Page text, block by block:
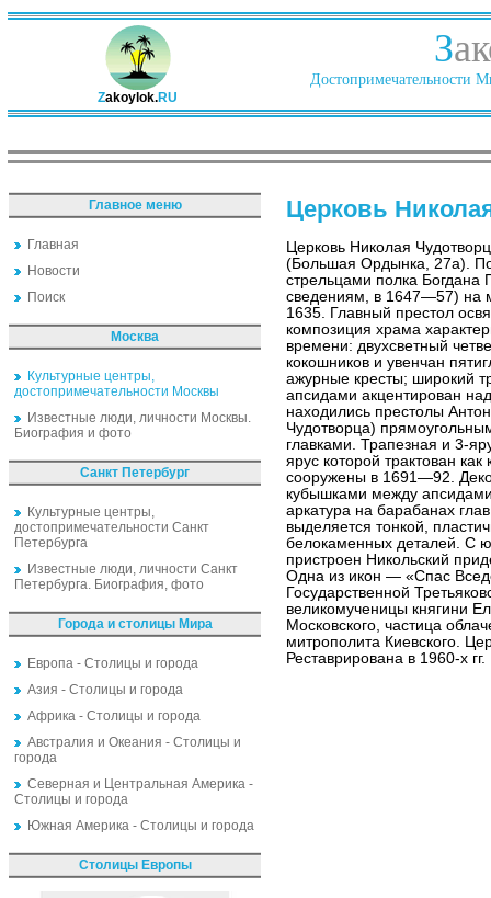
Zakoylok.RU
З
Достопримечательности
Главное меню
Главная
Новости
Поиск
Москва
Культурные центры,
достопримечательности Москвы
Известные люди, личности Москвы.
Биография и фото
Санкт Петербург
Культурные центры,
достопримечательности Санкт
Петербурга
Известные люди, личности Санкт
Петербурга. Биография, фото
Города и столицы Мира
Европа - Столицы и города
Азия - Столицы и города
Африка - Столицы и города
Австралия и Океания - Столицы и
города
Северная и Центральная Америка -
Столицы и города
Южная Америка - Столицы и города
Столицы Европы
Церковь
Церковь Николая
(Большая Ордынка, 27а).
стрельцами полка
сведениям, в 1647—57) на
1635. Главный престол
композиция храма
времени: двухсветный
кокошников и увенчан
ажурные кресты; широкий
апсидами акцентирован
находились престолы
Чудотворца)
главками. Трапезная и 3-
ярус которой трактован
сооружены в 1691—92.
кубышками между
аркатура на барабанах
выделяется тонкой,
белокаменных деталей. С
пристроен Никольский
Одна из икон — «Спас
Государственной
великомученицы княгини
Московского, частица
митрополита Киевского.
Реставрирована в 1960-х гг.